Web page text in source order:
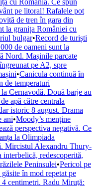
cu România. Ce spun
pe litoral! Rafalele pot
de tren în gara din
la granița României cu
bulgar•Record de turiști
de oameni sunt la
Nord. Mașinile parcate
pe A2, spre
•Canicula continuă în
de temperaturi
Cernavodă. Două barje au
apă către centrala
istoric 8 august. Drama
ani•Moody’s menține
perspectiva negativă. Ce
la Olimpiada
Mircistul Alexandru Thury-
interbelică, redescoperită,
Peninsulei•Pericol pe
în mod repetat pe
centimetri. Radu Miruță: